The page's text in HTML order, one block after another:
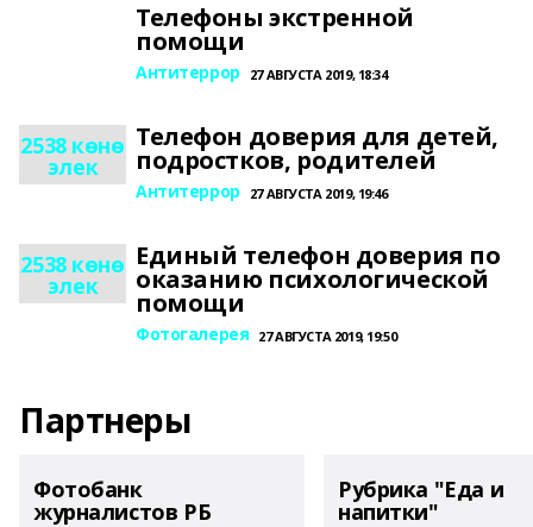
Телефоны экстренной
помощи
Антитеррор 27 АВГУСТА 2019, 18:34
2538 көнө
элек
Телефон доверия для детей,
подростков, родителей
Антитеррор 27 АВГУСТА 2019, 19:46
2538 көнө
элек
Единый телефон доверия по
оказанию психологической
помощи
Фотогалерея 27 АВГУСТА 2019, 19:50
Партнеры
Фотобанк
журналистов РБ
Рубрика "Еда и
напитки"